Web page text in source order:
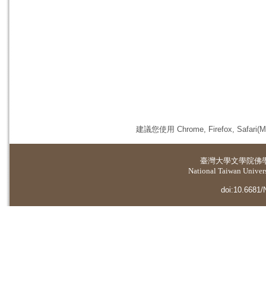
建議您使用 Chrome, Firefox,
臺灣大學文學院佛
National Taiwan
doi:10.6681/